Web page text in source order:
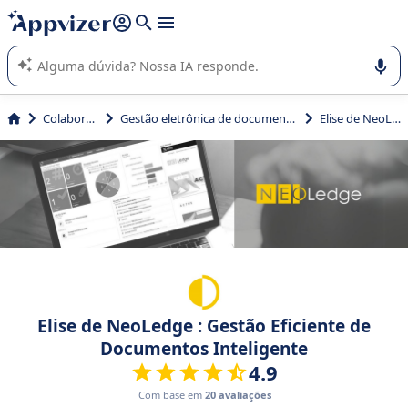
de nossa IA (várias linhas com
A IA do Appvizer o orienta no uso ou na seleção de software
SaaS para sua empresa.
Colaboração Gestão eletrônica de documentos (GED) Elise de NeoLedge
Elise de NeoLedge : Gestão Eficiente de
Documentos Inteligente
4.9
Com base em 20 avaliações